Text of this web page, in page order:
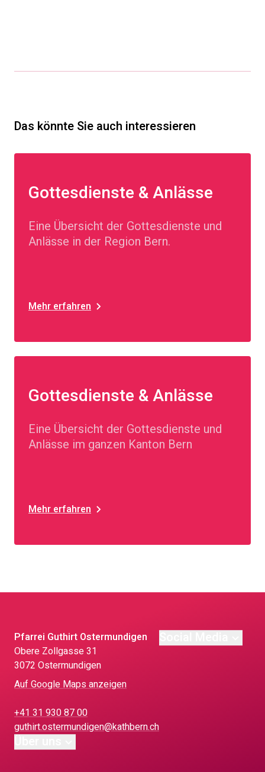
Das könnte Sie auch interessieren
Gottesdienste & Anlässe
Eine Übersicht der Gottesdienste und
Anlässe in der Region Bern.
Mehr erfahren
Gottesdienste & Anlässe
Eine Übersicht der Gottesdienste und
Anlässe im ganzen Kanton Bern
Mehr erfahren
Pfarrei Guthirt Ostermundigen
Obere Zollgasse 31
3072 Ostermundigen
Auf Google Maps anzeigen
+41 31 930 87 00
guthirt.ostermundigen@kathbern.ch